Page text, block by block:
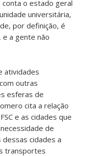
o estado geral
universitária,
por definição, é
e a gente não
atividades
outras
esferas de
cita a relação
e as cidades que
de
cidades a
transportes